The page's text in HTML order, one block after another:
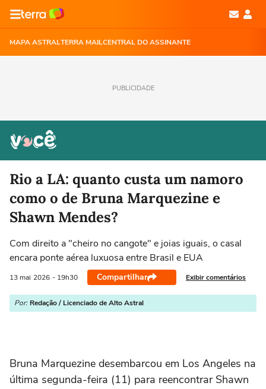
MAPA ASTRALTERRA MAILCENTRAL DO ASSINANTE
PUBLICIDADE
Rio a LA: quanto custa um namoro
como o de Bruna Marquezine e
Shawn Mendes?
Com direito a "cheiro no cangote" e joias iguais, o casal
encara ponte aérea luxuosa entre Brasil e EUA
13 mai 2026 - 19h30 Compartilhar Exibir comentários
Por: Redação / Licenciado de Alto Astral
Bruna Marquezine desembarcou em Los Angeles na
última segunda-feira (11) para reencontrar Shawn